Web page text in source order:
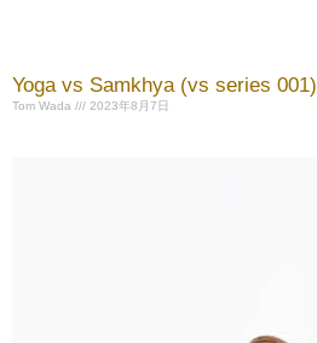
Yoga vs Samkhya (vs series 001)
Tom Wada 2023年8月7日